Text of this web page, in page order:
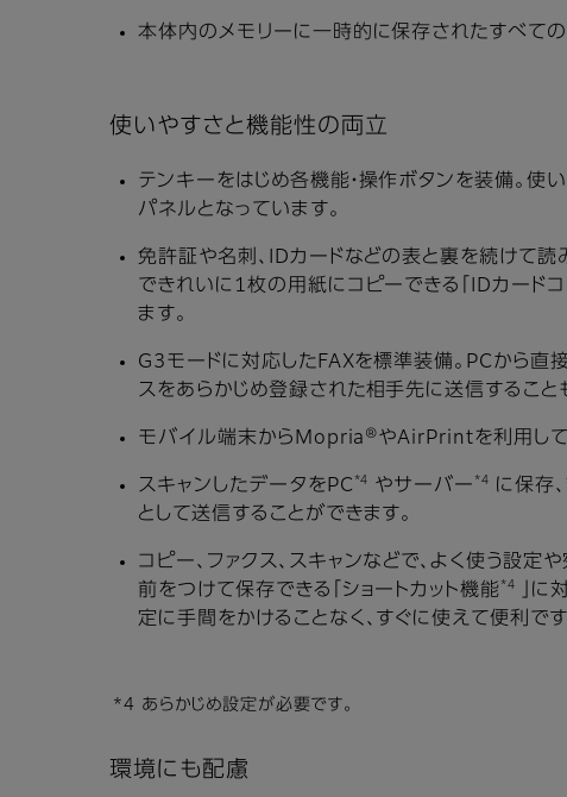
本体内のメモリーに一時的に保存されたすべて
使いやすさと機能性の両立
テンキーをはじめ各機能・操作ボタンを装備。使
パネルとなっています。
免許証や名刺、IDカードなどの表と裏を続けて読
できれいに1枚の用紙にコピーできる「IDカード
ます。
G3モードに対応したFAXを標準装備。PCから直
スをあらかじめ登録された相手先に送信すること
モバイル端末からMopria®やAirPrintを利用して
スキャンしたデータをPC *4 やサーバー *4
に保存
として送信することができます。
コピー、ファクス、スキャンなどで、よく使う設定
前をつけて保存できる「ショートカット機能 *4
」に
定に手間をかけることなく、すぐに使えて便利です
*4 あらかじめ設定が必要です。
環境にも配慮